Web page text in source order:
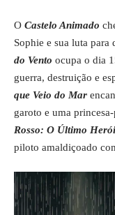
O Castelo Animado
Sophie e sua luta para
do Vento ocupa o dia
guerra, destruição e
que Veio do Mar
garoto e uma
Rosso: O Último
piloto amaldiçoado